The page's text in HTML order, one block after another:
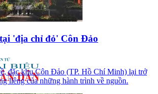
'địa chỉ đỏ' Côn Đảo
đặc khu Côn Đảo (TP. Hồ Chí Minh) lại trở
liêng của những hành trình về nguồn.